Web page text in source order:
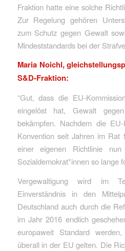
Fraktion hatte eine solche
Zur Regelung gehören
zum Schutz gegen Gewalt
Mindeststandards bei der
Maria Noichl,
S&D-Fraktion:
“Gut, dass die EU-
eingelöst hat, Gewalt
bekämpfen. Nachdem die
Konvention seit Jahren im
einer eigenen Richtlinie
Sozialdemokrat*innen so lange
Vergewaltigung wird im
Einverständnis in den
Deutschland auch durch die
im Jahr 2016 endlich
europaweit Standard
überall in der EU gelten. Die